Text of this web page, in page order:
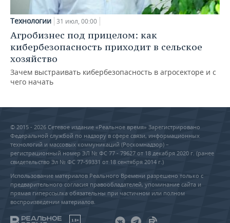
Технологии 31 июл, 00:00
Агробизнес под прицелом: как
кибербезопасность приходит в сельское
хозяйство
Зачем выстраивать кибербезопасность в агросекторе и с
чего начать
© 2015 - 2026 Сетевое издание «Реальное время» Зарегистрировано
Федеральной службой по надзору в сфере связи, информационных
технологий и массовых коммуникаций (Роскомнадзор) –
регистрационный номер ЭЛ № ФС 77 - 79627 от 18 декабря 2020 г. (ранее
свидетельство Эл № ФС 77-59331 от 18 сентября 2014 г.)
Использование материалов Реального Времени разрешено только с
предварительного согласия правообладателей, упоминание сайта и
прямая гиперссылка обязательны при частичном или полном
воспроизведении материалов.
18+